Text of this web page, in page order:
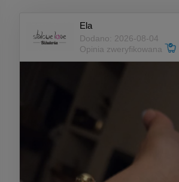
Ela
Dodano: 2026-08-04
Opinia zweryfikowana